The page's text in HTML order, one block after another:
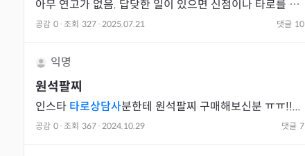
아무 연고가 없음. 답닺한 일이 있으면 신점이나 타로를 간
혹 봄. 오늘 뭔가 꼬이는 일이 있어서 타로상담 요청했는네,
공감 0 · 조회 327 · 2025.07.21 댓글 10
익명
원석팔찌
인스타 타로상담사분한테 원석팔찌 구매해보신분 ㅠㅠ!!...
공감 0 · 조회 367 · 2024.10.29 댓글 7